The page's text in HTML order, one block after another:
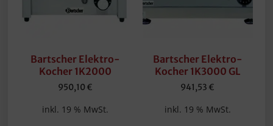
Bartscher Elektro-
Kocher 1K2000
950,10 €
inkl. 19 % MwSt.
Bartscher Elektro-
Kocher 1K3000 GL
941,53 €
inkl. 19 % MwSt.